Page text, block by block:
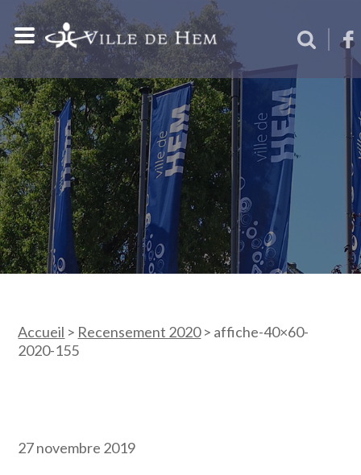
Accueil > Recensement 2020> affiche-40×60-
2020-155
27 novembre 2019